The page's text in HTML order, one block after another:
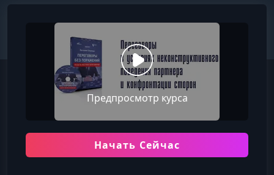
Предпросмотр курса
Начать Сейчас